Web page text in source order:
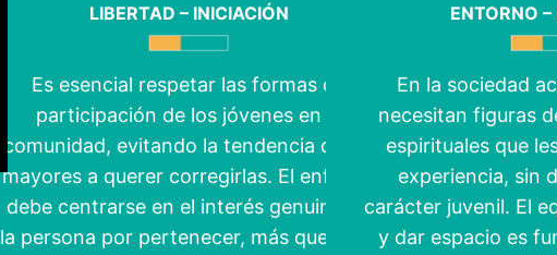
LIBERTAD – INICIACIÓN
Es esencial respetar las formas de
participación de los jóvenes en la
comunidad, evitando la tendencia de los
mayores a querer corregirlas. El enfoque
debe centrarse en el interés genuino de
la persona por pertenecer, más que en la
ENTORNO
En la sociedad
necesitan figuras
espirituales que
experiencia, sin
carácter juvenil. El
y dar espacio es